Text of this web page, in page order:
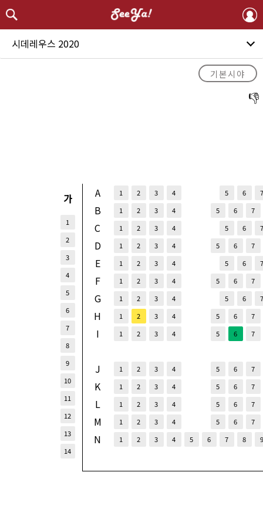
시데레우스 2020
기본시야
가
1
2
3
4
5
6
7
8
9
10
11
12
13
14
A
B
C
D
E
F
G
H
I
J
K
L
M
N
1 2 3
4
1
2 3
4
1
2 3
4
1
2 3
4
1
2 3
4
1
2 3
4
1
2 3
4
1
2 3
4
1
2 3 4
1 2 3
4
1
2 3
4
1
2 3
4
1
2 3
4
1
2 3 4 5
5 6
7
5
6
7
5
6
7
5
6
7
5
6
7
5
6
7
5
6
7
5
6
7
5
6 7
5 6
7
5
6
7
5
6
7
5
6
7
6
7 8 9